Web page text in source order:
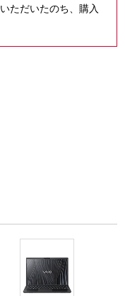
いただいたのち、購入